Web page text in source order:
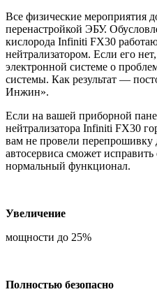
Все физические мероприятия
перенастройкой ЭБУ.
кислорода Infiniti FX30
нейтрализатором. Если его
электронной системе о
системы. Как результат —
Инжин».
Если на вашей приборной
нейтрализатора Infiniti FX30
вам не провели перепрошивку
автосервиса сможет
нормальный функционал.
Увеличение
мощности до 25%
Полностью безопасно